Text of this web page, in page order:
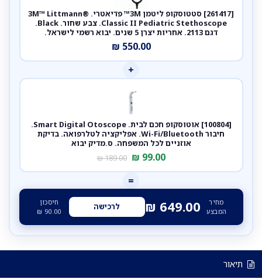
[261417] סטטוסקופ ליטמן 3M™ פדיאטרי. 3M™ Littmann®
Classic II Pediatric Stethoscope. צבע שחור. Black.
דגם 2113. אחריות יצרן 5 שנים. יבוא רשמי לישראל.
550.00
₪
+
[100804] אוטוסקופ חכם לבית. Smart Digital Otoscope.
חיבור Wi-Fi/Bluetooth. אפליקציה לטלרפואה. בדיקת
אוזניים לכל המשפחה. ס.מדיק יבוא
99.00
₪
189.00
₪
=
מחיר
המבצע
649.00
₪ לרכישה
חיסכון
90.00
₪
תיאור